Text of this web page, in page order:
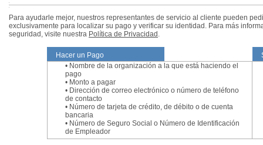
Para ayudarle mejor, nuestros representantes de servicio al cliente pueden
exclusivamente para localizar su pago y verificar su identidad. Para más
seguridad, visite nuestra Política de Privacidad .
Hacer un Pago
• Nombre de la organización a la que está haciendo el
pago
• Monto a pagar
• Dirección de correo electrónico o número de teléfono
de contacto
• Número de tarjeta de crédito, de débito o de cuenta
bancaria
• Número de Seguro Social o Número de Identificación
de Empleador